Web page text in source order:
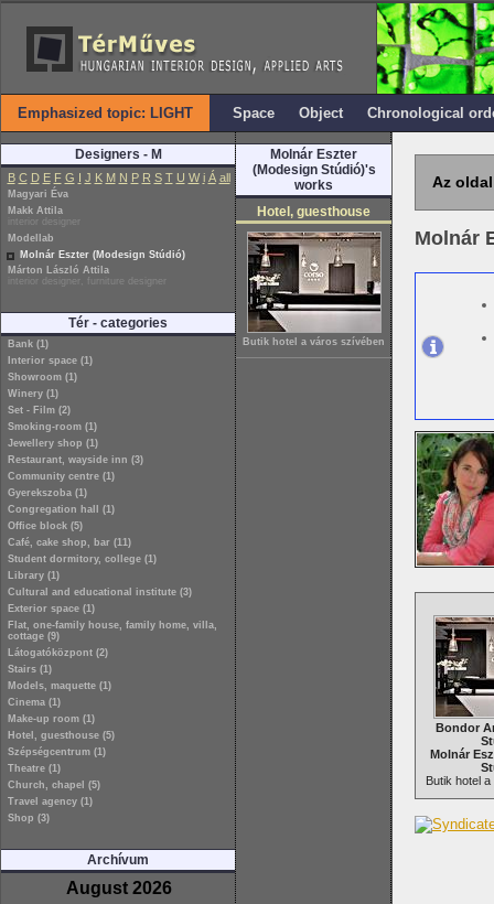
Emphasized topic: LIGHT Space Object Chronological
Designers - M
B C D E F G I J K M N P R S T U W i Á all
Magyari Éva
Makk Attila
interior designer
Modellab
Molnár Eszter (Modesign Stúdió)
Márton László Attila
interior designer, furniture designer
Tér - categories
Bank (1)
Interior space (1)
Showroom (1)
Winery (1)
Set - Film (2)
Smoking-room (1)
Jewellery shop (1)
Restaurant, wayside inn (3)
Community centre (1)
Gyerekszoba (1)
Congregation hall (1)
Office block (5)
Café, cake shop, bar (11)
Student dormitory, college (1)
Library (1)
Cultural and educational institute (3)
Exterior space (1)
Flat, one-family house, family home, villa,
cottage (9)
Látogatóközpont (2)
Stairs (1)
Models, maquette (1)
Cinema (1)
Make-up room (1)
Hotel, guesthouse (5)
Szépségcentrum (1)
Theatre (1)
Church, chapel (5)
Travel agency (1)
Shop (3)
Archívum
August 2026
Molnár Eszter
(Modesign Stúdió)'s
works
Hotel, guesthouse
Butik hotel a város szívében
Az
Molnár
Bondor
Molnár
Butik hotel